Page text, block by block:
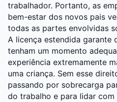
trabalhador. Portanto, as
bem-estar dos novos pais
todas as partes envolvidas
A licença estendida garante
tenham um momento
experiência extremamente
uma criança. Sem esse
passando por sobrecarga
do trabalho e para lidar